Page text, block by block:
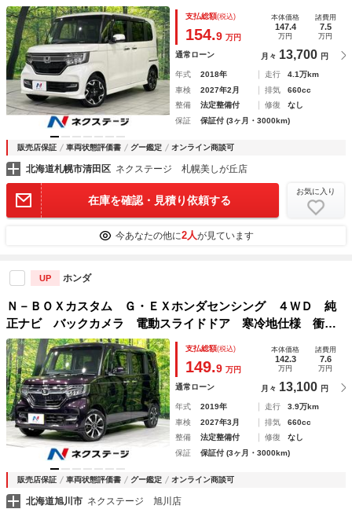
グ アダプティブクルーズ 前席シートヒーター ビルトイン
ＥＴＣ スマートキー ＬＥＤヘッドライト オートライト
横滑り防止装置
支払総額(税込)
154.9 万円
本体価格
147.4
万円
諸費用
7.5
万円
通常ローン 月々 13,700 円
年式 2018年 走行
4.1万km
車検
2027年2月 排気
660cc
整備
法定整備付 修復
なし
保証
保証付 (3ヶ月・3000km)
販売店保証 車両状態評価書 グー鑑定 オンライン商談可
北海道札幌市清田区 ネクステージ 札幌美しが丘店
在庫を確認・見積り依頼する
お気に入り
今あなたの他に2人が見ています
UP ホンダ
Ｎ－ＢＯＸカスタム Ｇ・ＥＸホンダセンシング ４ＷＤ 純
正ナビ バックカメラ 電動スライドドア 寒冷地仕様 衝突
軽減 禁煙車 レーダークルーズ コーナーセンサー シート
ヒーター ＥＴＣ スマートキー ＬＥＤヘッド 純正１４イ
ンチアルミ
支払総額(税込)
149.9 万円
本体価格
142.3
万円
諸費用
7.6
万円
通常ローン 月々 13,100 円
年式 2019年 走行
3.9万km
車検
2027年3月 排気
660cc
整備
法定整備付 修復
なし
保証
保証付 (3ヶ月・3000km)
販売店保証 車両状態評価書 グー鑑定 オンライン商談可
北海道旭川市 ネクステージ 旭川店